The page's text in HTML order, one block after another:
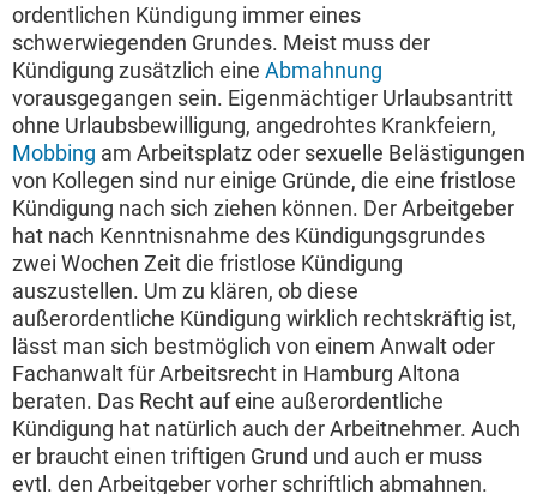
ordentlichen Kündigung immer eines
schwerwiegenden Grundes. Meist muss der
Kündigung zusätzlich eine Abmahnung
vorausgegangen sein. Eigenmächtiger Urlaubsantritt
ohne Urlaubsbewilligung, angedrohtes Krankfeiern,
Mobbing am Arbeitsplatz oder sexuelle Belästigungen
von Kollegen sind nur einige Gründe, die eine fristlose
Kündigung nach sich ziehen können. Der Arbeitgeber
hat nach Kenntnisnahme des Kündigungsgrundes
zwei Wochen Zeit die fristlose Kündigung
auszustellen. Um zu klären, ob diese
außerordentliche Kündigung wirklich rechtskräftig ist,
lässt man sich bestmöglich von einem Anwalt oder
Fachanwalt für Arbeitsrecht in Hamburg Altona
beraten. Das Recht auf eine außerordentliche
Kündigung hat natürlich auch der Arbeitnehmer. Auch
er braucht einen triftigen Grund und auch er muss
evtl. den Arbeitgeber vorher schriftlich abmahnen.